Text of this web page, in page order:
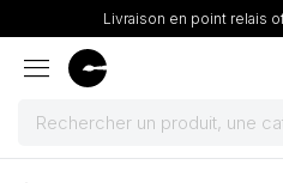
Livraison en point relais
menu